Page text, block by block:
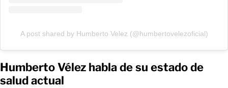
A post shared by Humberto Velez (@humbertovelezoficial)
Humberto Vélez habla de su estado de
salud actual